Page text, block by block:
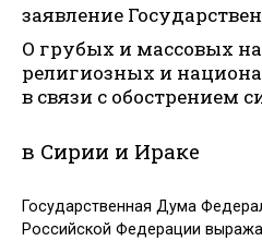
заявление
О грубых и массовых
религиозных и
в связи с обострением
в Сирии и Ираке
Государственная Дума
Российской Федерации